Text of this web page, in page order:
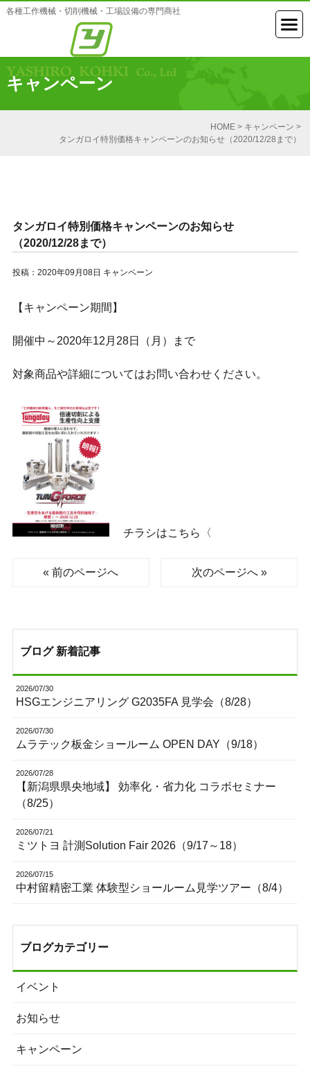
各種工作機械・切削機械・工場設備の専門商社
キャンペーン
HOME> キャンペーン >
タンガロイ特別価格キャンペーンのお知らせ（2020/12/28まで）
タンガロイ特別価格キャンペーンのお知らせ
（2020/12/28まで）
投稿：2020年09月08日 キャンペーン
【キャンペーン期間】
開催中～2020年12月28日（月）まで
対象商品や詳細についてはお問い合わせください。
チラシはこちら〈
« 前のページへ 次のページへ »
ブログ 新着記事
2026/07/30
HSGエンジニアリング G2035FA 見学会（8/28）
2026/07/30
ムラテック板金ショールーム OPEN DAY（9/18）
2026/07/28
【新潟県県央地域】 効率化・省力化 コラボセミナー
（8/25）
2026/07/21
ミツトヨ 計測Solution Fair 2026（9/17～18）
2026/07/15
中村留精密工業 体験型ショールーム見学ツアー（8/4）
ブログカテゴリー
イベント
お知らせ
キャンペーン